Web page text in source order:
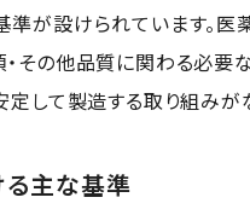
が設けられています。医
その他品質に関わる必要
して製造する取り組みが
る主な基準